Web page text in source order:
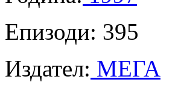
Епизоди: 395
Издател: МЕГА